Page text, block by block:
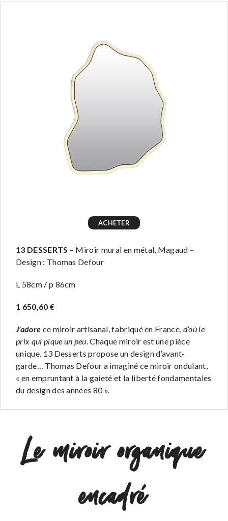
ACHETER
13 DESSERTS – Miroir mural en métal, Magaud –
Design : Thomas Defour
L 58cm / p 86cm
1 650,60 €
J’adore ce miroir artisanal, fabriqué en France, d’où le
prix qui pique un peu . Chaque miroir est une pièce
unique. 13 Desserts propose un design d’avant-
garde… Thomas Defour a imaginé ce miroir ondulant,
« en empruntant à la gaieté et la liberté fondamentales
du design des années 80 ».
Le miroir organique
encadré